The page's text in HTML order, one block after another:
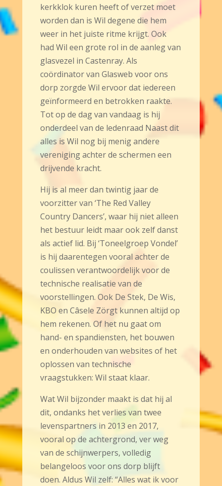
kerkklok kuren heeft of verzet moet
worden dan is Wil degene die hem
weer in het juiste ritme krijgt. Ook
had Wil een grote rol in de aanleg van
glasvezel in Castenray. Als
coördinator van Glasweb voor ons
dorp zorgde Wil ervoor dat iedereen
geïnformeerd en betrokken raakte.
Tot op de dag van vandaag is hij
onderdeel van de ledenraad Naast dit
alles is Wil nog bij menig andere
vereniging achter de schermen een
drijvende kracht.
Hij is al meer dan twintig jaar de
voorzitter van ‘The Red Valley
Country Dancers’, waar hij niet alleen
het bestuur leidt maar ook zelf danst
als actief lid. Bij ‘Toneelgroep Vondel’
is hij daarentegen vooral achter de
coulissen verantwoordelijk voor de
technische realisatie van de
voorstellingen. Ook De Stek, De Wis,
KBO en Câsele Zörgt kunnen altijd op
hem rekenen. Of het nu gaat om
hand- en spandiensten, het bouwen
en onderhouden van websites of het
oplossen van technische
vraagstukken: Wil staat klaar.
Wat Wil bijzonder maakt is dat hij al
dit, ondanks het verlies van twee
levenspartners in 2013 en 2017,
vooral op de achtergrond, ver weg
van de schijnwerpers, volledig
belangeloos voor ons dorp blijft
doen. Aldus Wil zelf: “Alles wat ik voor